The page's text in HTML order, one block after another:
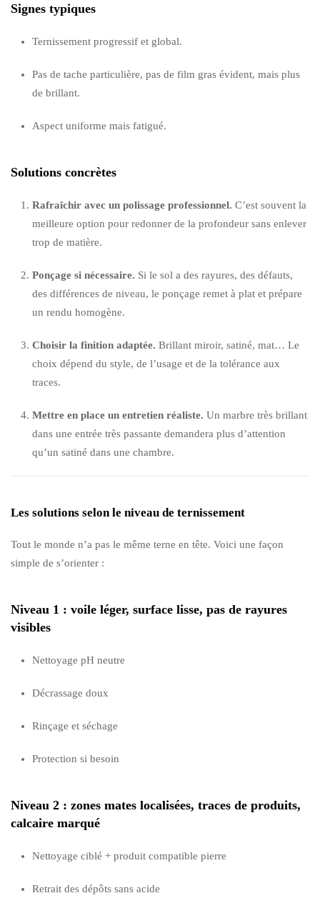
Signes typiques
Ternissement progressif et global.
Pas de tache particulière, pas de film gras évident, mais plus
de brillant.
Aspect uniforme mais fatigué.
Solutions concrètes
Rafraîchir avec un polissage professionnel. C’est souvent la
meilleure option pour redonner de la profondeur sans enlever
trop de matière.
Ponçage si nécessaire. Si le sol a des rayures, des défauts,
des différences de niveau, le ponçage remet à plat et prépare
un rendu homogène.
Choisir la finition adaptée. Brillant miroir, satiné, mat… Le
choix dépend du style, de l’usage et de la tolérance aux
traces.
Mettre en place un entretien réaliste. Un marbre très brillant
dans une entrée très passante demandera plus d’attention
qu’un satiné dans une chambre.
Les solutions selon le niveau de ternissement
Tout le monde n’a pas le même terne en tête. Voici une façon
simple de s’orienter :
Niveau 1 : voile léger, surface lisse, pas de rayures
visibles
Nettoyage pH neutre
Décrassage doux
Rinçage et séchage
Protection si besoin
Niveau 2 : zones mates localisées, traces de produits,
calcaire marqué
Nettoyage ciblé + produit compatible pierre
Retrait des dépôts sans acide